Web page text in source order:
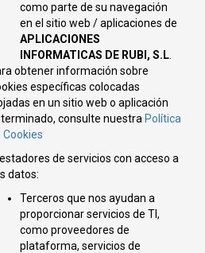
como parte de su navegación
en el sitio web / aplicaciones de
APLICACIONES
INFORMATICAS DE RUBI, S.L
obtener información sobre
específicas colocadas
en un sitio web o aplicación
consulte nuestra Política
Cookies
de servicios con acceso a
datos:
Terceros que nos ayudan a
proporcionar servicios de TI,
como proveedores de
plataforma, servicios de